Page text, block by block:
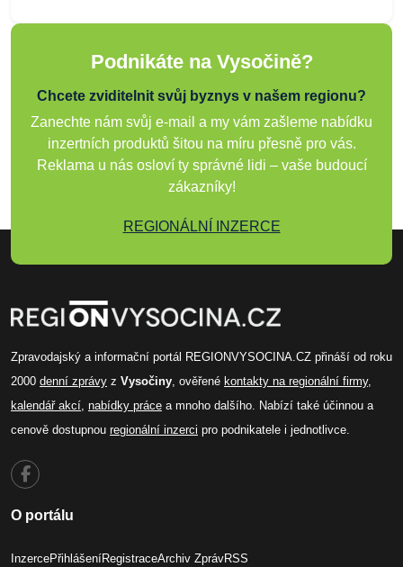
Podnikáte na Vysočině?
Chcete zviditelnit svůj byznys v našem regionu?
Zanechte nám svůj e-mail a my vám zašleme nabídku
inzertních produktů šitou na míru přesně pro vás.
Reklama u nás osloví ty správné lidi – vaše budoucí
zákazníky!
REGIONÁLNÍ INZERCE
Zpravodajský a informační portál REGIONVYSOCINA.CZ přináší od roku
2000 denní zprávy z Vysočiny, ověřené kontakty na regionální firmy,
kalendář akcí, nabídky práce a mnoho dalšího. Nabízí také účinnou a
cenově dostupnou regionální inzerci pro podnikatele i jednotlivce.
O portálu
InzercePřihlášeníRegistraceArchiv ZprávRSS